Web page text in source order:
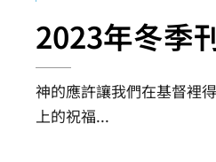
2023年冬季
神的應許讓我們在基督裡
上的祝福...